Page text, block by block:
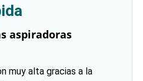
aspiradoras
muy alta gracias a la